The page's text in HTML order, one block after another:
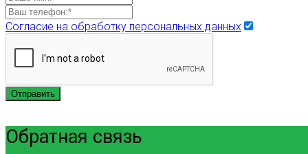
Согласие на обработку персональных данных
Отправить
Обратная связь